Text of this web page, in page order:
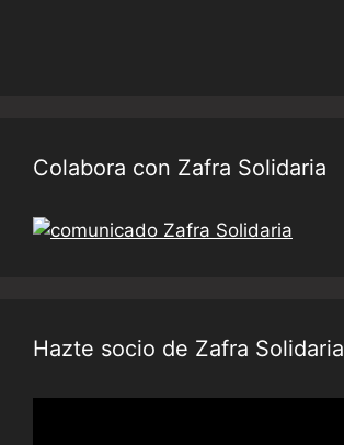
Colabora con Zafra Solidaria
Hazte socio de Zafra Solidaria